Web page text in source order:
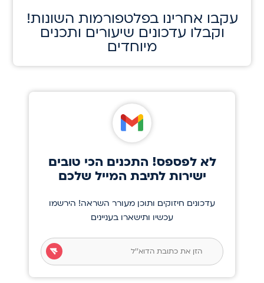
!עקבו אחרינו בפלטפורמות השונות
וקבלו עדכונים שיעורים ותכנים
מיוחדים
לא לפספס! התכנים הכי טובים
ישירות לתיבת המייל שלכם
עדכונים חיזוקים ותוכן מעורר השראה! הירשמו
עכשיו ותישארו בעניינים